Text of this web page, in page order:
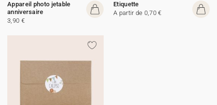
Appareil photo jetable
anniversaire
3,90 €
Etiquette
A partir de 0,70 €